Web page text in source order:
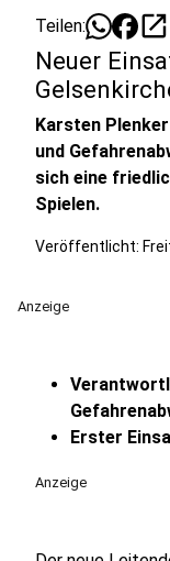
Teilen: open_in_new
Neuer
Karsten
und
sich eine
Spielen.
Veröffentlicht:
Anzeige
Erster
Anzeige